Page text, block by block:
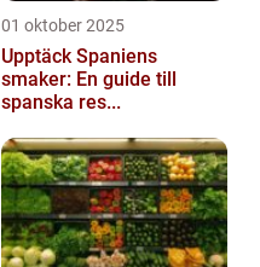
01 oktober 2025
Upptäck Spaniens
smaker: En guide till
spanska res...